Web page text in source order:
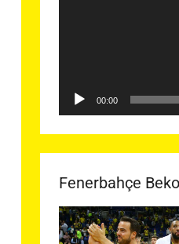
00:00
Fenerbahçe Beko